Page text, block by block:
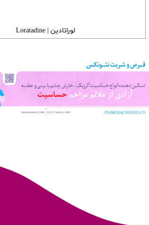
لوراتادین | Loratadine